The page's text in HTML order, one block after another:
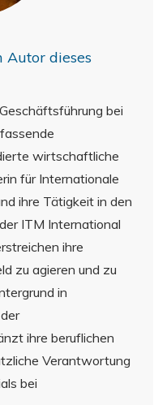
Autor dieses
bei
wirtschaftliche
für Internationale
ihre Tätigkeit in den
ITM International
ihre
zu agieren und zu
in
ihre beruflichen
Verantwortung
bei